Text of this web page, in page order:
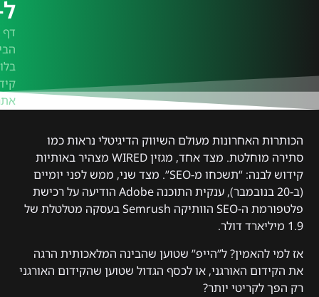
ל-
דף
הכותרות האחרונות מעולם השיווק הדיגיטלי נראות כמו
סתירה מוחלטת. מצד אחד, מגזין WIRED מצהיר באותיות
קידוש לבנה: “תשכחו מ-SEO”. מצד שני, ממש לפני יומיים
(ב-20 בנובמבר), ענקית התוכנה Adobe הודיעה על רכישת
פלטפורמת ה-SEO הוותיקה Semrush בעסקה מטלטלת של
1.9 מיליארד דולר.
אז למי להאמין? ל”הייפ” שטוען שהבינה המלאכותית הרגה
את הקידום האורגני, או לכסף הגדול שטוען שהקידום האורגני
רק הפך לקריטי יותר?